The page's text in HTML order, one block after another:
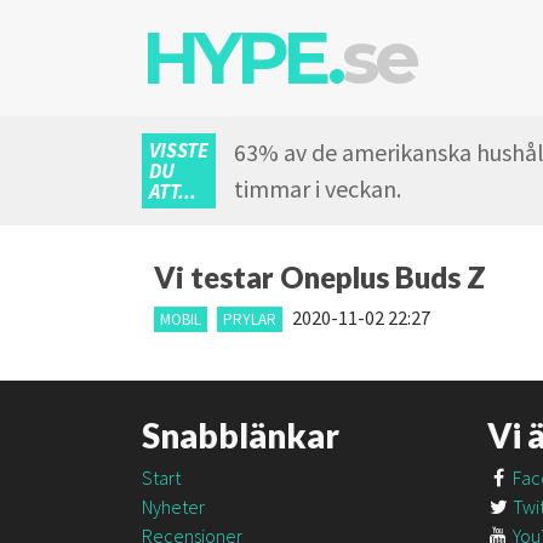
HYPE.se
VISSTE
DU
ATT...
63% av de amerikanska
timmar i veckan.
Vi testar Oneplus Buds Z
MOBIL PRYLAR 2020-11-02 22:27
Snabblänkar
Start
Nyheter
Recensioner
Vi